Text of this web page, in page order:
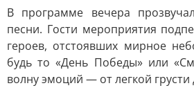
В программе вечера
песни. Гости мероприятия
героев, отстоявших мирное
будь то «День Победы» или
волну эмоций — от легкой грусти